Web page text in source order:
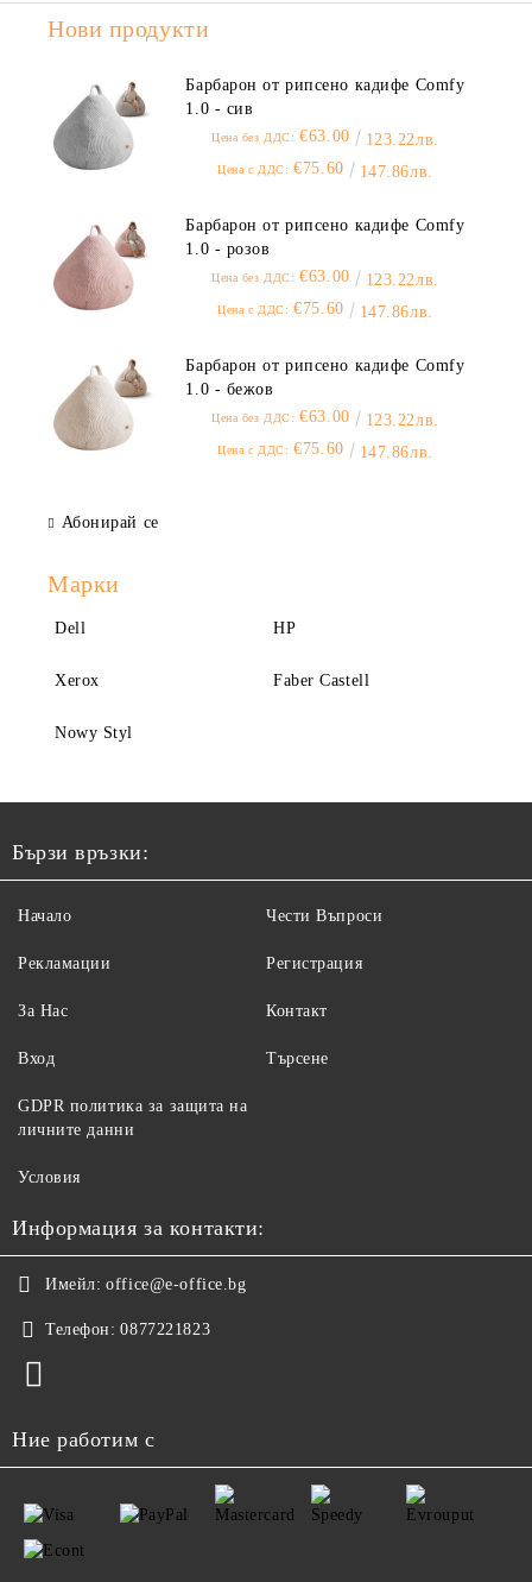
Нови продукти
Барбарон от рипсено кадифе Comfy
1.0 - сив
Цена без ДДС: €63.00 123.22лв.
Цена с ДДС: €75.60 147.86лв.
Барбарон от рипсено кадифе Comfy
1.0 - розов
Цена без ДДС: €63.00 123.22лв.
Цена с ДДС: €75.60 147.86лв.
Барбарон от рипсено кадифе Comfy
1.0 - бежов
Цена без ДДС: €63.00 123.22лв.
Цена с ДДС: €75.60 147.86лв.
Абонирай се
Марки
Dell HP
Xerox Faber Castell
Nowy Styl
Бързи връзки:
Начало
Рекламации
За Нас
Вход
Чести Въпроси
Регистрация
Контакт
Търсене
GDPR политика за защита на
личните данни
Условия
Информация за контакти:
Имейл: office@e-office.bg
Телефон: 0877221823
Ние работим с